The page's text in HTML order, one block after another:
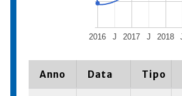
2016 2017 2018
J J
Anno Data Tipo